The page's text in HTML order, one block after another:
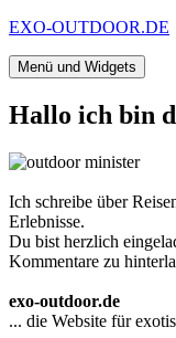
Zum
springen
EXO-OUTDOOR.DE
Menü und Widgets
Hallo ich bin
Ich schreibe über
Erlebnisse.
Du bist herzlich
Kommentare zu
exo-outdoor.de
... die Website für